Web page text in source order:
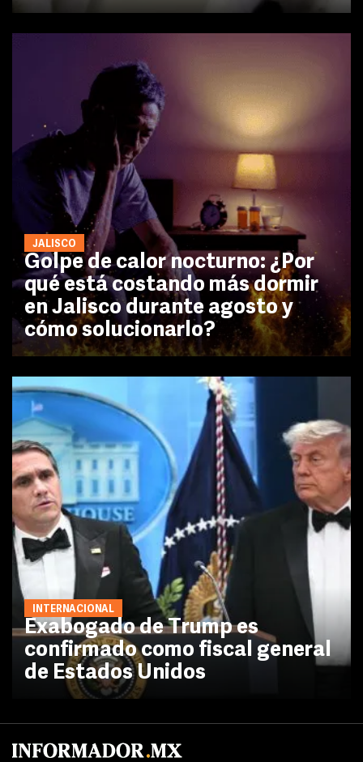
JALISCO
Golpe de calor nocturno: ¿Por
qué está costando más dormir
en Jalisco durante agosto y
cómo solucionarlo?
INTERNACIONAL
Exabogado de Trump es
confirmado como fiscal general
de Estados Unidos